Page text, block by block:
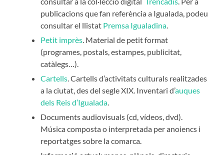
publicacions que fan referència a Igualada, podeu
consultar el llistat Premsa Igualadina
Petit imprès . Material de petit format
(programes, postals, estampes, publicitat,
catàlegs…).
Cartells . Cartells d’activitats culturals realitzades
a la ciutat, des del segle XIX. Inventari d’auques
dels Reis d’Igualada
Documents audiovisuals (cd, vídeos, dvd).
Música composta o interpretada per anoiencs i
reportatges sobre la comarca.